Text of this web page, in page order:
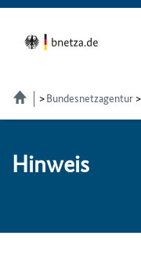
Bundesnetzagentur
Hin­weis